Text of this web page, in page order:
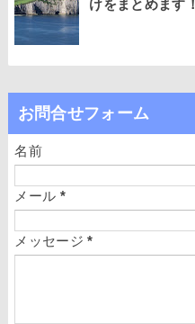
けをまとめます！
お問合せフォーム
名前
メール *
メッセージ*